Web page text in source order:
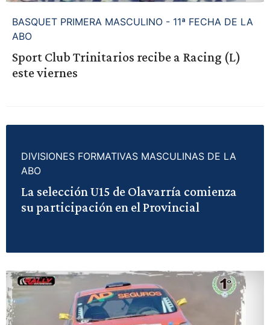
BASQUET PRIMERA MASCULINO - 11ª FECHA DE LA
ABO
Sport Club Trinitarios recibe a Racing (L)
este viernes
DIVISIONES FORMATIVAS MASCULINAS DE LA
ABO
La selección U15 de Olavarría comienza
su participación en el Provincial